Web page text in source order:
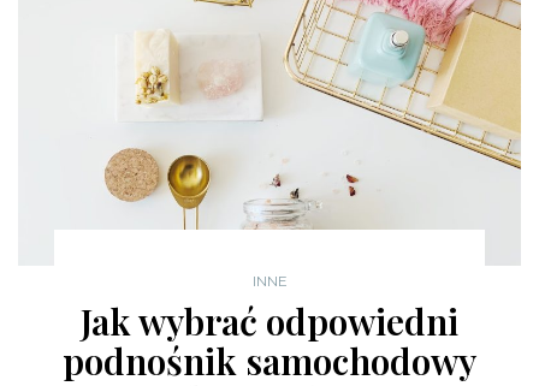
INNE
Jak wybrać odpowiedni
podnośnik samochodowy